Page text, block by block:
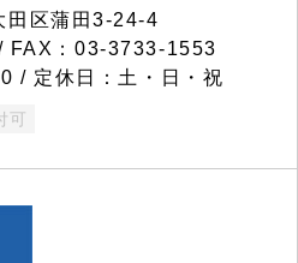
区蒲田3-24-4
FAX：03-3733-1553
/ 定休日：土・日・祝
可